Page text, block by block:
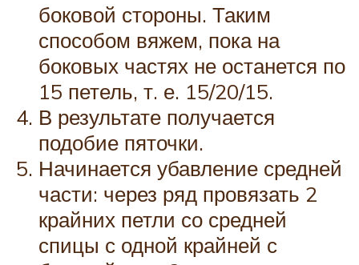
боковой стороны. Таким
способом вяжем, пока на
боковых частях не останется по
15 петель, т. е. 15/20/15.
В результате получается
подобие пяточки.
Начинается убавление средней
части: через ряд провязать 2
крайних петли со средней
спицы с одной крайней с